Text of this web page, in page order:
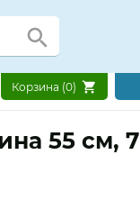
Корзина (0)
55 см, 7